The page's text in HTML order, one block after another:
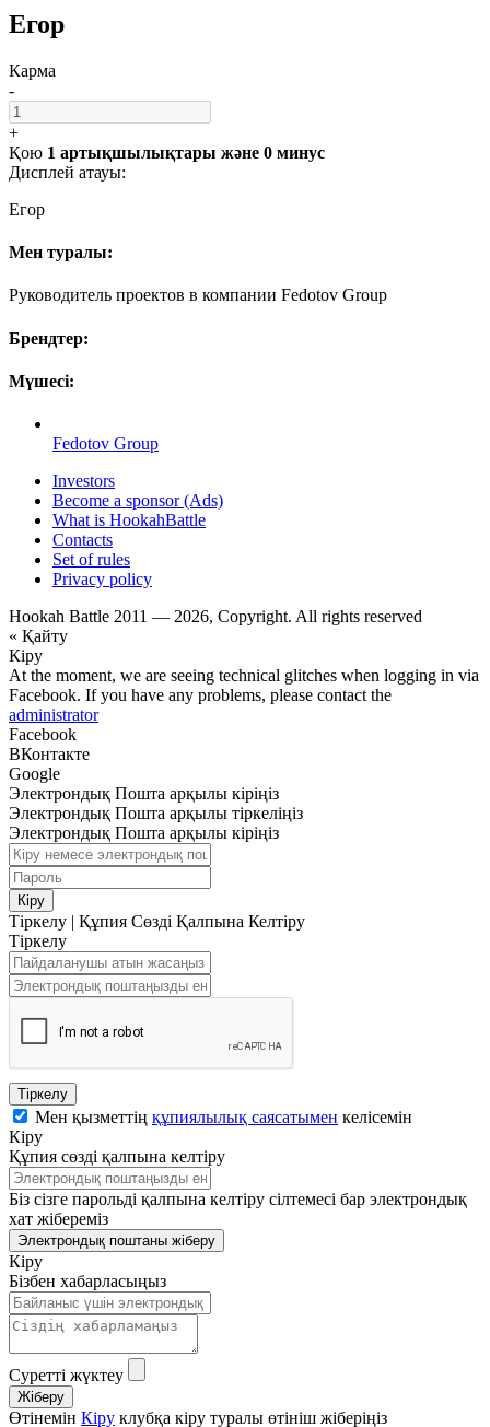
Егор
Карма
-
+
Қою 1 артықшылықтары және 0 минус
Дисплей атауы:
Егор
Мен туралы:
Руководитель проектов в компании Fedotov Group
Брендтер:
Мүшесі:
Fedotov Group
Investors
Become a sponsor (Ads)
What is HookahBattle
Contacts
Set of rules
Privacy policy
Hookah Battle 2011 — 2026, Copyright. All rights reserved
« Қайту
Кіру
At the moment, we are seeing technical glitches when logging in via
Facebook. If you have any problems, please contact the
administrator
Facebook
ВКонтакте
Google
Электрондық Пошта арқылы кіріңіз
Электрондық Пошта арқылы тіркеліңіз
Электрондық Пошта арқылы кіріңіз
Кіру
Тіркелу | Құпия Сөзді Қалпына Келтіру
Тіркелу
Тіркелу
Мен қызметтің құпиялылық саясатымен келісемін
Кіру
Құпия сөзді қалпына келтіру
Біз сізге парольді қалпына келтіру сілтемесі бар электрондық
хат жібереміз
Электрондық поштаны жіберу
Кіру
Бізбен хабарласыңыз
Суретті жүктеу
Өтінемін Кіру клубқа кіру туралы өтініш жіберіңіз